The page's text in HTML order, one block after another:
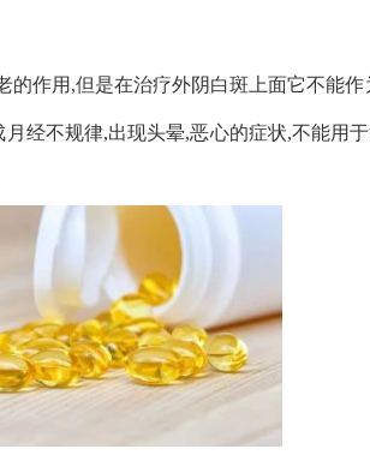
的作用,但是在治疗外阴白斑上面它不能
经不规律,出现头晕,恶心的症状,不能用